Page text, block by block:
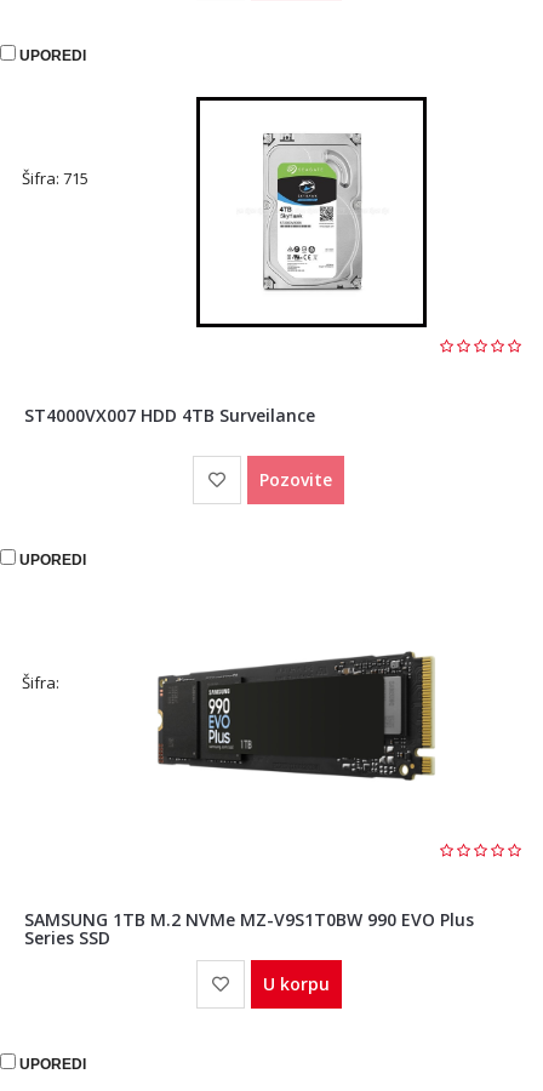
UPOREDI
Šifra: 715
ST4000VX007 HDD 4TB Surveilance
Pozovite
UPOREDI
Šifra:
SAMSUNG 1TB M.2 NVMe MZ-V9S1T0BW 990 EVO Plus
Series SSD
U korpu
UPOREDI